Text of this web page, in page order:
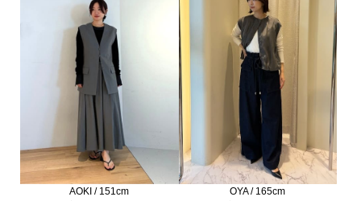
【COLUMN（コラム）】
美しい建物を支える円柱のように、芯はしっかりとありながらも、エッジ
の部分は柔軟でしなやかな曲線を描く現代の女性にむけたブランド
「COLUMN」。
パブリックシーンへ向けたジャケットやセットアップ、シーズンを楽しめ
る心地よいファブリック、ドラマティックなドレープなど遊び心を取り入
れたコレクション。
さらに女性のからだのラインを美しく見せる主役級のパンツもラインナッ
プし、幅広いシーンでのアイテムが揃います。
女性が本来持つ魅力を引き立てながら、どんなシーンにおいてもしなやか
で聡明な美しさを添えてくれるコンテンポラリーなブランドです。
AOKI / 151cm
OYA / 165cm